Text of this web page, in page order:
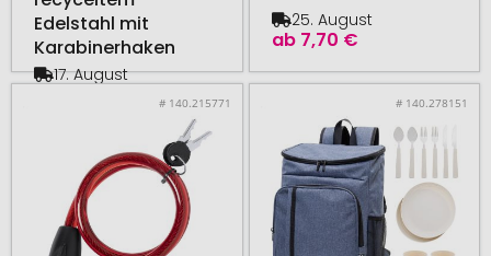
Edelstahl mit
Karabinerhaken
17. August
ab 7,70 €
25. August
# 140.215771 # 140.278151